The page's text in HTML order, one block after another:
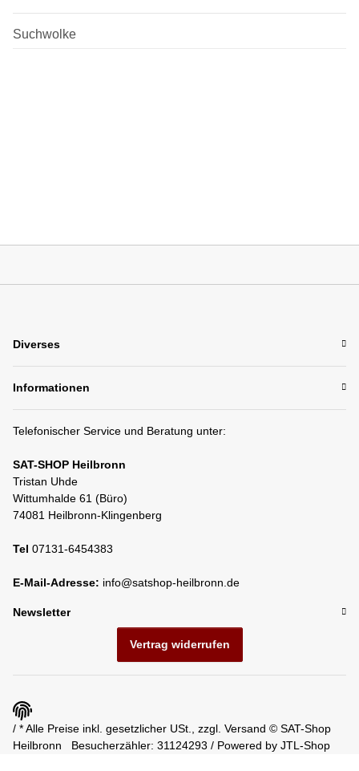
Suchwolke
Diverses
Informationen
Telefonischer Service und Beratung unter:
SAT-SHOP Heilbronn
Tristan Uhde
Wittumhalde 61 (Büro)
74081 Heilbronn-Klingenberg
Tel 07131-6454383
E-Mail-Adresse: info@satshop-heilbronn.de
Newsletter
Vertrag widerrufen
/ * Alle Preise inkl. gesetzlicher USt., zzgl. Versand © SAT-Shop
Heilbronn
Besucherzähler: 31124293 / Powered by JTL-Shop